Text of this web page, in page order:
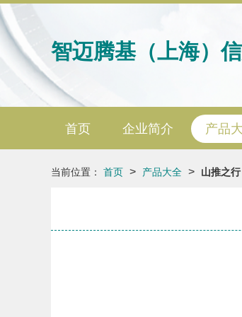
智迈腾基（上海）
首页 企业简介 产品
当前位置： 首页 > 产品大全 > 山推之